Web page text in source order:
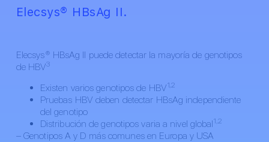
Elecsys® HBsAg II.
Elecsys® HBsAg II puede detectar la mayoría de genotipos
de HBV3
Existen varios genotipos de HBV1,2
Pruebas HBV deben detectar HBsAg independiente
del genotipo
Distribución de genotipos varia a nivel global1,2
– Genotipos A y D más comunes en Europa y USA